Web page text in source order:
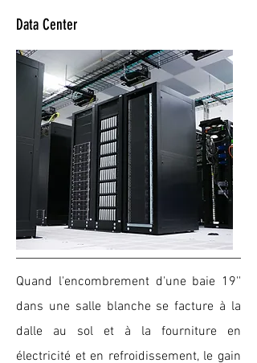
Data Center
Quand l'encombrement d'une baie 19''
dans une salle blanche se facture à la
dalle au sol et à la fourniture en
électricité et en refroidissement, le gain